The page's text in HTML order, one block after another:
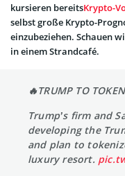
kursieren bereitsKrypto-
selbst große Krypto-
einzubeziehen. Schauen
in einem Strandcafé.
🔥TRUMP TO
Trump’s firm and
developing the
and plan to
luxury resort.